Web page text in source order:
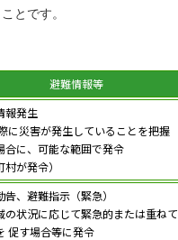
とです。
避難情報等
報発生
に災害が発生していることを把握
合に、可能な範囲で発令
村が発令）
告、避難指示（緊急）
状況に応じて緊急的または重ねて
促す場合等に発令